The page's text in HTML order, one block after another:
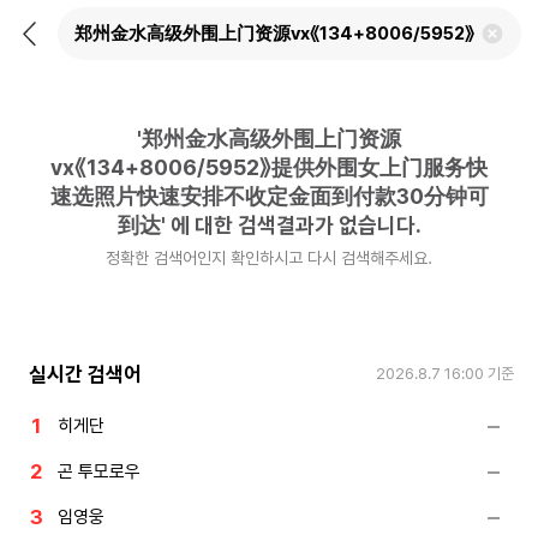
뒤
검
'郑州金水高级外围上门资源
vx《134+8006/5952》提供外围女上门服务快
速选照片快速安排不收定金面到付款30分钟可
到达' 에 대한 검색결과가 없습니다.
정확한 검색어인지 확인하시고 다시 검색해주세요.
실시간 검색어 2026.8.7 16:00 기준
히게단
곤 투모로우
임영웅